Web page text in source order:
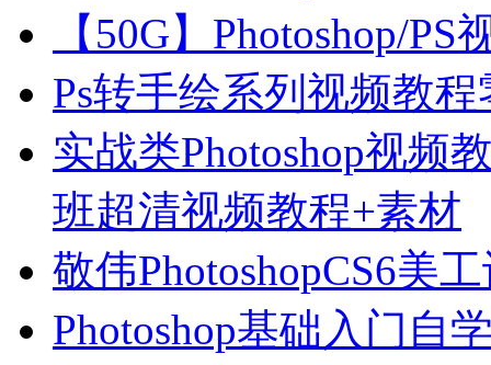
【50G】Photoshop/
Ps转手绘系列视频教
实战类Photoshop视频
班超清视频教程+素材
敬伟PhotoshopCS6美
Photoshop基础入门自